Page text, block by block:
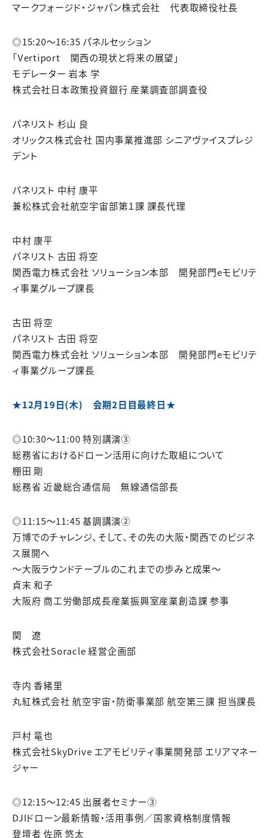
マークフォージド・ジャパン株式会社 代表取締役社長
◎15:20～16:35 パネルセッション
「Vertiport 関西の現状と将来の展望」
モデレーター 岩本 学
株式会社日本政策投資銀行 産業調査部調査役
パネリスト 杉山 良
オリックス株式会社 国内事業推進部 シニアヴァイスプレジ
デント
パネリスト 中村 康平
兼松株式会社航空宇宙部第１課 課長代理
中村 康平
パネリスト 古田 将空
関西電力株式会社 ソリューション本部 開発部門eモビリテ
ィ事業グループ課長
古田 将空
パネリスト 古田 将空
関西電力株式会社 ソリューション本部 開発部門eモビリテ
ィ事業グループ課長
★12月19日(木) 会期2日目最終日★
◎10:30～11:00 特別講演③
総務省におけるドローン活用に向けた取組について
棚田 剛
総務省 近畿総合通信局 無線通信部長
◎11:15～11:45 基調講演②
万博でのチャレンジ、そして、その先の大阪・関西でのビジネ
ス展開へ
～大阪ラウンドテーブルのこれまでの歩みと成果～
貞末 和子
大阪府 商工労働部成長産業振興室産業創造課 参事
関 遼
株式会社Soracle 経営企画部
寺内 香緒里
丸紅株式会社 航空宇宙・防衛事業部 航空第三課 担当課長
戸村 竜也
株式会社SkyDrive エアモビリティ事業開発部 エリアマネー
ジャー
◎12:15～12:45 出展者セミナー③
DJIドローン最新情報・活用事例／国家資格制度情報
登壇者 佐原 悠太